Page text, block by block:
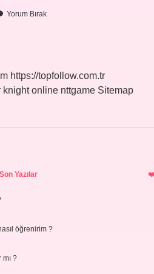
Yorum Bırak
https://topfollow.com.tr
knight online nttgame Sitemap
Son Yazılar
öğrenirim ?
?